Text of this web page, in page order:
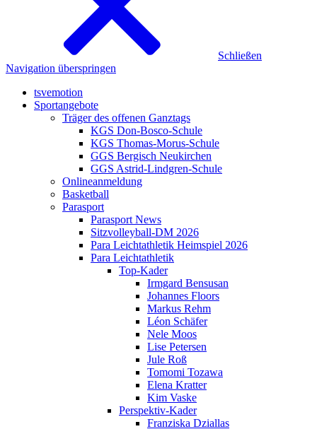
Schließen
Navigation überspringen
tsvemotion
Sportangebote
Träger des offenen Ganztags
KGS Don-Bosco-Schule
KGS Thomas-Morus-Schule
GGS Bergisch Neukirchen
GGS Astrid-Lindgren-Schule
Onlineanmeldung
Basketball
Parasport
Parasport News
Sitzvolleyball-DM 2026
Para Leichtathletik Heimspiel 2026
Para Leichtathletik
Top-Kader
Irmgard Bensusan
Johannes Floors
Markus Rehm
Léon Schäfer
Nele Moos
Lise Petersen
Jule Roß
Tomomi Tozawa
Elena Kratter
Kim Vaske
Perspektiv-Kader
Franziska Dziallas